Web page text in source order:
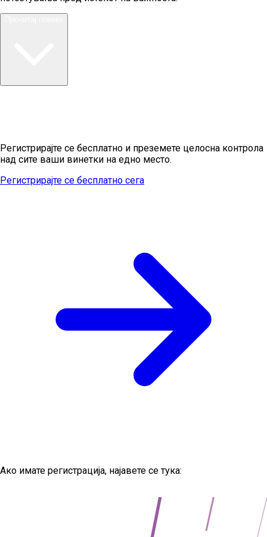
Регистрирајте се бесплатно и преземете целосна контрола
над сите ваши винетки на едно место.
Регистрирајте се бесплатно сега
Ако имате регистрација, најавете се тука: